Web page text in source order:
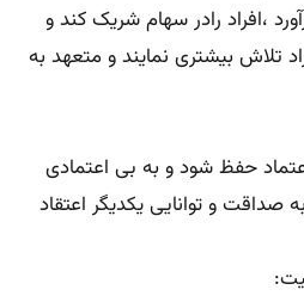
،افراد رادر سهام شریک کند و
تلاش بیشتری نمایند و متعهد به
حفظ شود و به بی اعتمادی
صداقت و توانایی یکدیگر اعتقاد